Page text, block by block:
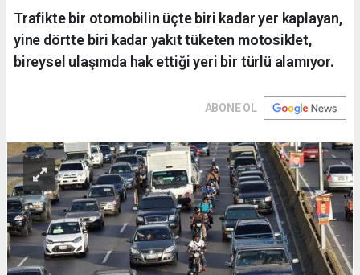
Trafikte bir otomobilin üçte biri kadar yer kaplayan,
yine dörtte biri kadar yakıt tüketen motosiklet,
bireysel ulaşımda hak ettiği yeri bir türlü alamıyor.
ABONE OL